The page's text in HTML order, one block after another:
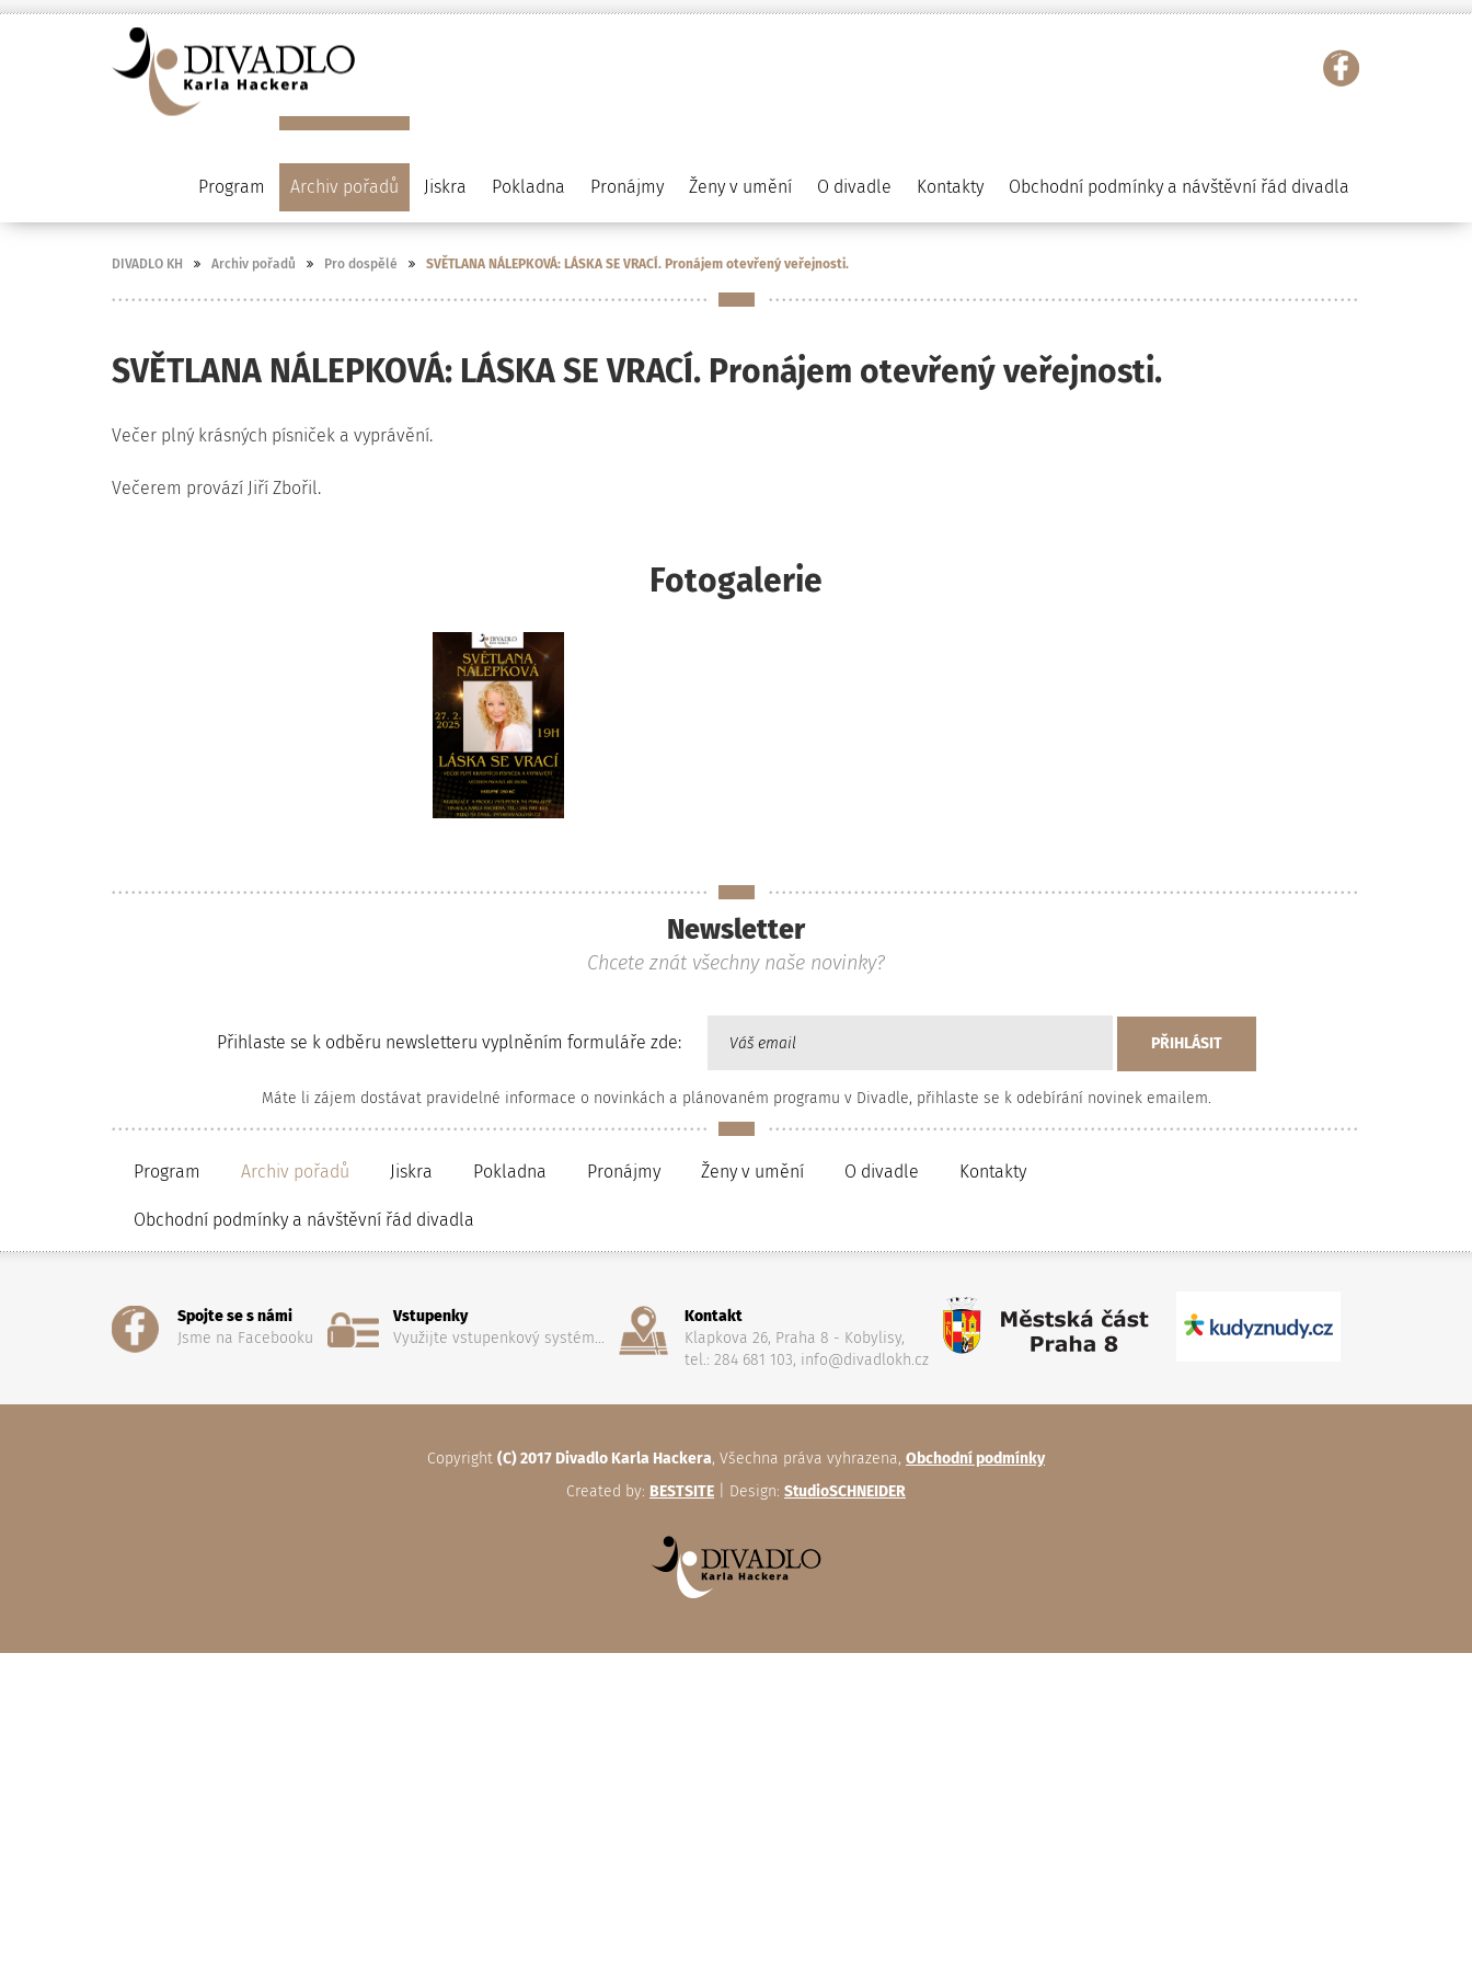
Program Archiv pořadů Jiskra Pokladna Pronájmy Ženy v umění O divadle Kontakty Obchodní podmínky a návštěvní řád divadla
DIVADLO KH Archiv pořadů Pro dospělé SVĚTLANA NÁLEPKOVÁ: LÁSKA SE VRACÍ. Pronájem otevřený veřejnosti.
SVĚTLANA NÁLEPKOVÁ: LÁSKA SE VRACÍ. Pronájem otevřený veřejnosti.
Večer plný krásných písniček a vyprávění.
Večerem provází Jiří Zbořil.
Fotogalerie
Newsletter
Chcete znát všechny naše novinky?
Přihlaste se k odběru newsletteru vyplněním formuláře zde:
Máte li zájem dostávat pravidelné informace o novinkách a plánovaném programu v Divadle, přihlaste se k odebírání novinek emailem.
Program Archiv pořadů Jiskra Pokladna Pronájmy Ženy v umění O divadle Kontakty
Obchodní podmínky a návštěvní řád divadla
Spojte se s námi
Jsme na Facebooku
Vstupenky
Využijte vstupenkový systém...
Kontakt
Klapkova 26, Praha 8 - Kobylisy,
tel.: 284 681 103, info@divadlokh.cz
Copyright (C) 2017 Divadlo Karla Hackera, Všechna práva vyhrazena, Obchodní podmínky
Created by: BESTSITE | Design: StudioSCHNEIDER